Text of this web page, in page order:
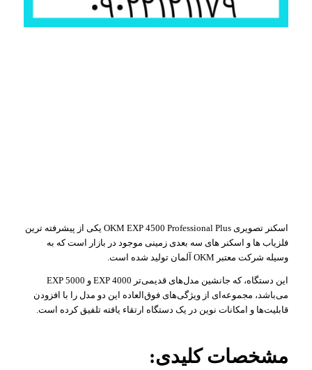
اسکنر تصویری OKM EXP 4500 Professional Plus یکی از پیشرفته‌ ترین
فلزیاب‌ ها و اسکنر های سه‌ بعدی زمینی موجود در بازار است که به
وسیله شرکت معتبر OKM آلمان تولید شده است.
این دستگاه، که جانشین مدل‌های قدیمی‌تر EXP 4000 و EXP 5000
می‌باشد، مجموعه‌ای از ویژگی‌های فوق‌العاده این دو مدل را با افزودن
قابلیت‌ها و امکانات نوین در یک دستگاه ارتقاء یافته تلفیق کرده است.
مشخصات کلیدی: